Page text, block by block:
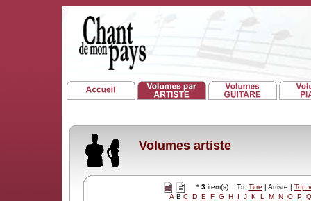
Volumes artiste
* 3item(s) Tri: Titre | Artiste | Top
A B C D E F G H I J K L M N O P Q